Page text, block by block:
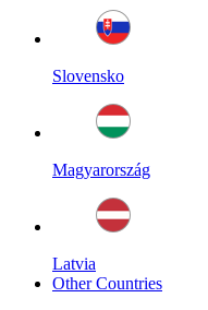
Slovensko
Magyarország
Latvia
Other Countries